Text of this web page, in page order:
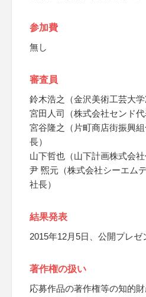
参加費
無し
審査員
鈴木浩之（金沢美術工芸大学
宮田人司（株式会社センド代
宮谷隆之（片町商店街振興
長）
山下哲也（山下計画株式会社
尹 煕元（株式会社シーエム
社長）
結果発表
2015年12月5日、公開プレゼ
著作権の扱い
応募作品の著作権等の知的